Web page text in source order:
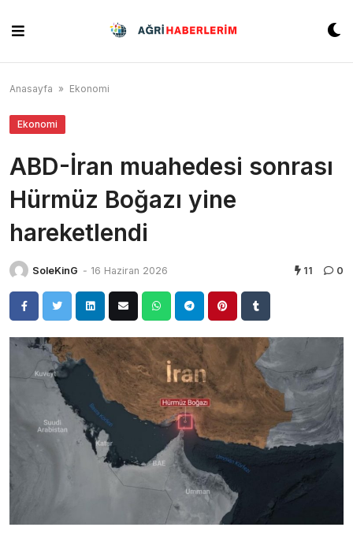
content
Anasayfa » Ekonomi
Ekonomi
ABD-İran muahedesi sonrası
Hürmüz Boğazı yine
hareketlendi
SoleKinG - 16 Haziran 2026 11 0